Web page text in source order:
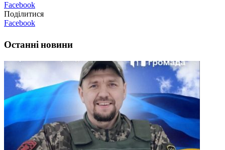
Facebook
Поділитися
Facebook
Останні новини